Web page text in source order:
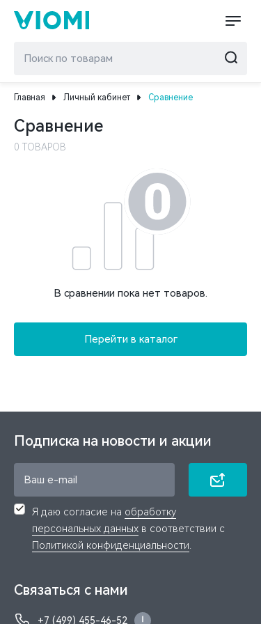
Главная Личный кабинет Сравнение
Сравнение
0 ТОВАРОВ
В сравнении пока нет товаров.
Перейти в каталог
Подписка на новости и акции
Я даю согласие на обработку
персональных данных в соответствии с
Политикой конфиденциальности.
Связаться с нами
+7 (499) 455-46-52